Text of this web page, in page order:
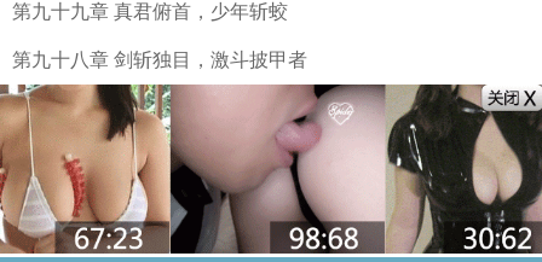
第九十九章 真君俯首，少年斩蛟
第九十八章 剑斩独目，激斗披甲者